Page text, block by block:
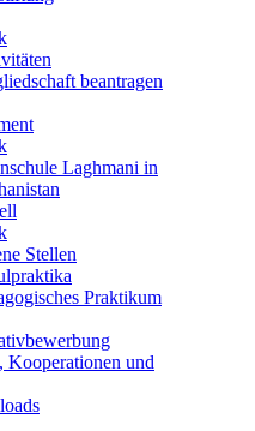
beantragen
Laghmani in
Stellen
Praktikum
Kooperationen und